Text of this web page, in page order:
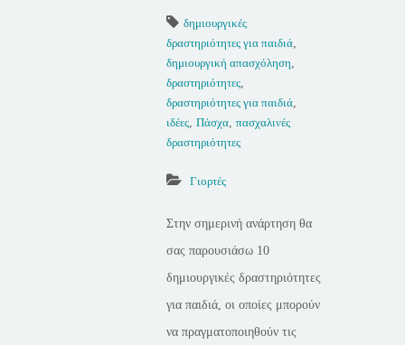
δημιουργικές
δραστηριότητες για παιδιά
δημιουργική απασχόληση
δραστηριότητες
δραστηριότητες για παιδιά
ιδέες Πάσχα πασχαλινές
δραστηριότητες
Γιορτές
Στην σημερινή ανάρτηση θα
σας παρουσιάσω 10
δημιουργικές δραστηριότητες
για παιδιά, οι οποίες μπορούν
να πραγματοποιηθούν τις